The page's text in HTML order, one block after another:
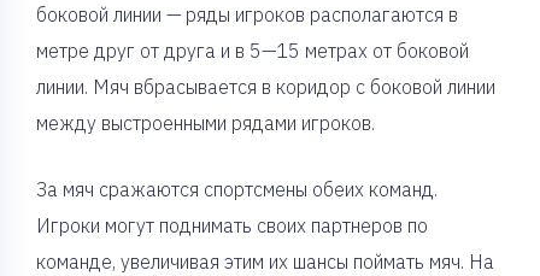
боковой линии — ряды игроков располагаются в
метре друг от друга и в 5—15 метрах от боковой
линии. Мяч вбрасывается в коридор с боковой линии
между выстроенными рядами игроков.
За мяч сражаются спортсмены обеих команд.
Игроки могут поднимать своих партнеров по
команде, увеличивая этим их шансы поймать мяч. На